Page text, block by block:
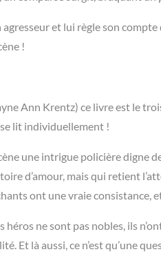
et lui règle son
!
Ann Krentz) ce livre est le
lit individuellement !
une intrigue policière digne
d’amour, mais qui retient
ont une vraie consistance,
ne sont pas nobles, ils
Et là aussi, ce n’est qu’une